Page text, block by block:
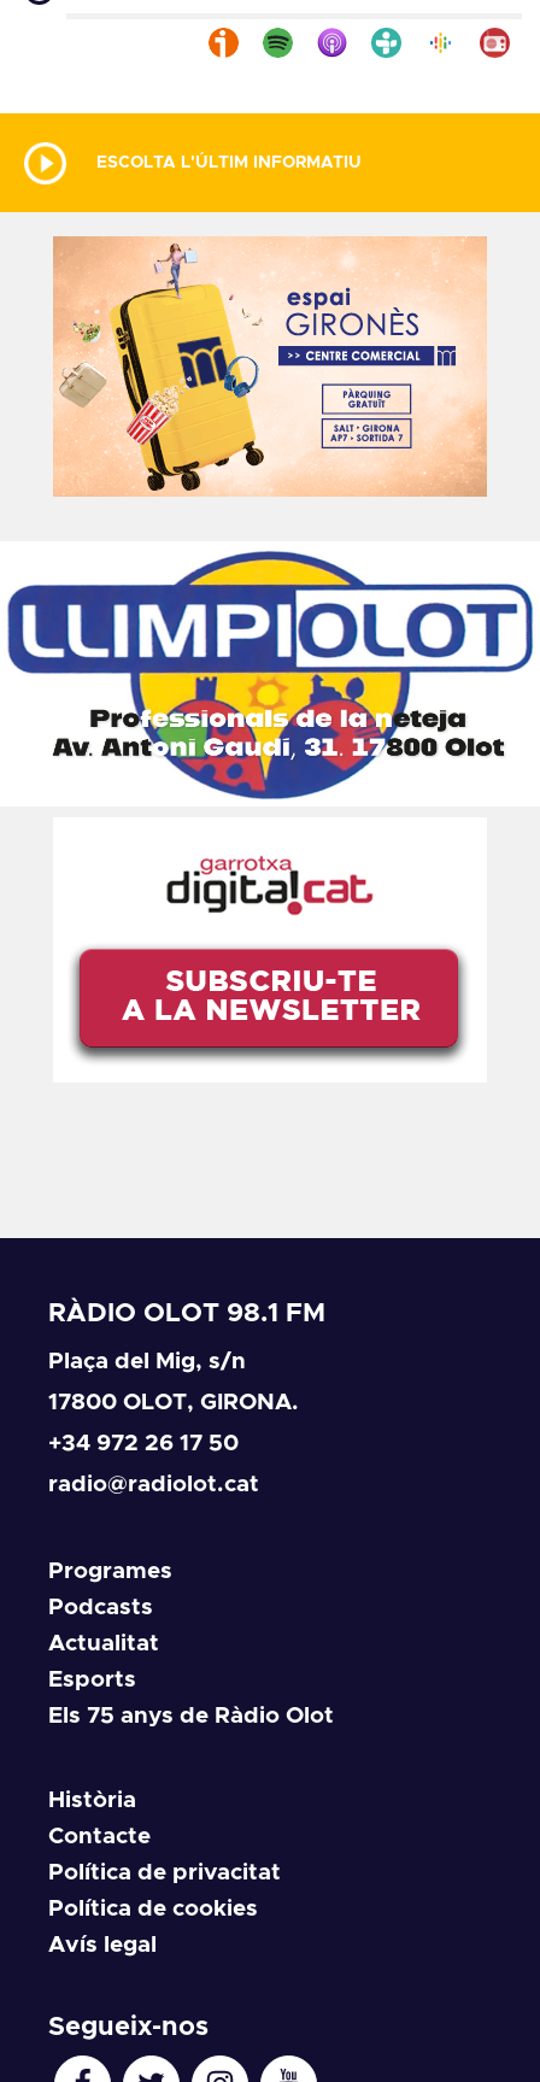
ESCOLTA L'ÚLTIM INFORMATIU
RÀDIO OLOT 98.1 FM
Plaça del Mig, s/n
17800 OLOT, GIRONA.
+34 972 26 17 50
radio@radiolot.cat
Programes
Podcasts
Actualitat
Esports
Els 75 anys de Ràdio Olot
Història
Contacte
Política de privacitat
Política de cookies
Avís legal
Segueix-nos